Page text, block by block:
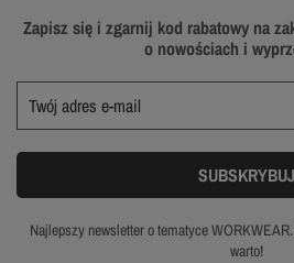
Zapisz się i zgarnij kod rabatowy na
o nowościach i
Najlepszy newsletter o tematyce
warto!